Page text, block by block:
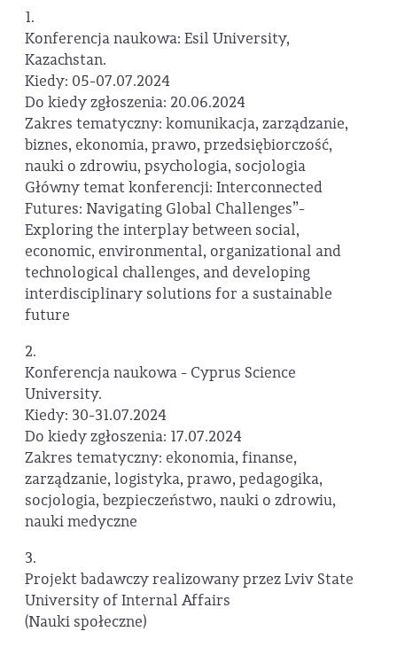
1.
Konferencja naukowa: Esil University,
Kazachstan.
Kiedy: 05-07.07.2024
Do kiedy zgłoszenia: 20.06.2024
Zakres tematyczny: komunikacja, zarządzanie,
biznes, ekonomia, prawo, przedsiębiorczość,
nauki o zdrowiu, psychologia, socjologia
Główny temat konferencji: Interconnected
Futures: Navigating Global Challenges”-
Exploring the interplay between social,
economic, environmental, organizational and
technological challenges, and developing
interdisciplinary solutions for a sustainable
future
2.
Konferencja naukowa - Cyprus Science
University.
Kiedy: 30-31.07.2024
Do kiedy zgłoszenia: 17.07.2024
Zakres tematyczny: ekonomia, finanse,
zarządzanie, logistyka, prawo, pedagogika,
socjologia, bezpieczeństwo, nauki o zdrowiu,
nauki medyczne
3.
Projekt badawczy realizowany przez Lviv State
University of Internal Affairs
(Nauki społeczne)